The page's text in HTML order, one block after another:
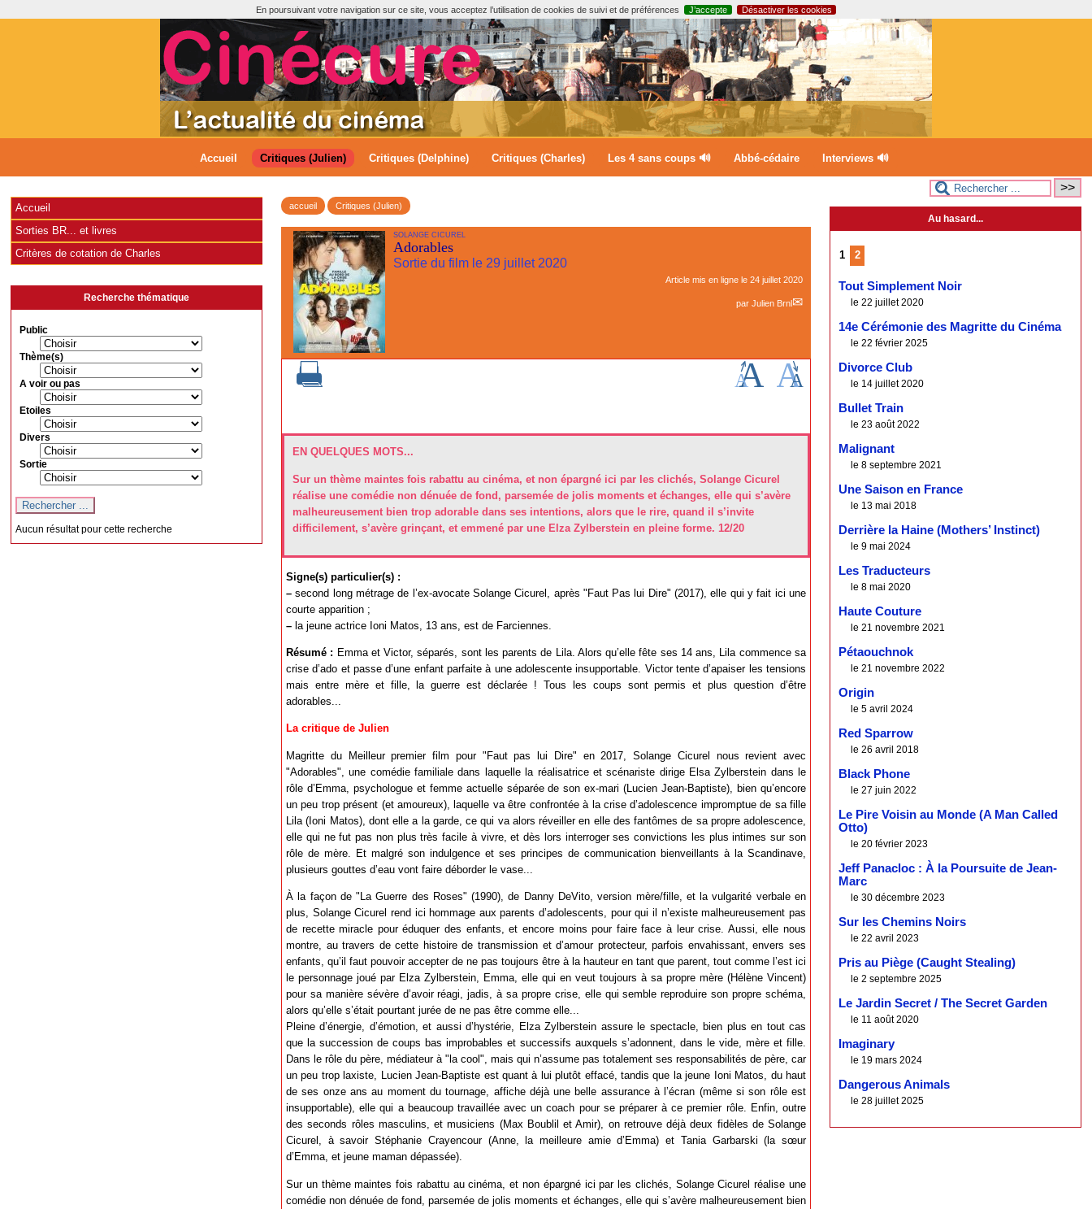
En poursuivant votre navigation sur ce site, vous acceptez l’utilisation de cookies de suivi et de préférences J’accepte Désactiver les cookies
Accueil Critiques (Julien) Critiques (Delphine) Critiques (Charles) Les 4 sans coups 🔊 Abbé-cédaire Interviews 🔊
accueil Critiques (Julien)
SOLANGE CICUREL
Adorables
Sortie du film le 29 juillet 2020
Article mis en ligne le 24 juillet 2020
par Julien Brnl
EN QUELQUES MOTS...
Sur un thème maintes fois rabattu au cinéma, et non épargné ici par les clichés, Solange Cicurel
réalise une comédie non dénuée de fond, parsemée de jolis moments et échanges, elle qui s’avère
malheureusement bien trop adorable dans ses intentions, alors que le rire, quand il s’invite
difficilement, s’avère grinçant, et emmené par une Elza Zylberstein en pleine forme. 12/20
Signe(s) particulier(s) :
– second long métrage de l’ex-avocate Solange Cicurel, après "Faut Pas lui Dire" (2017), elle qui y fait ici une
courte apparition ;
– la jeune actrice Ioni Matos, 13 ans, est de Farciennes.
Résumé : Emma et Victor, séparés, sont les parents de Lila. Alors qu’elle fête ses 14 ans, Lila commence sa
crise d’ado et passe d’une enfant parfaite à une adolescente insupportable. Victor tente d’apaiser les tensions
mais entre mère et fille, la guerre est déclarée ! Tous les coups sont permis et plus question d’être
adorables...
La critique de Julien
Magritte du Meilleur premier film pour "Faut pas lui Dire" en 2017, Solange Cicurel nous revient avec
"Adorables", une comédie familiale dans laquelle la réalisatrice et scénariste dirige Elsa Zylberstein dans le
rôle d’Emma, psychologue et femme actuelle séparée de son ex-mari (Lucien Jean-Baptiste), bien qu’encore
un peu trop présent (et amoureux), laquelle va être confrontée à la crise d’adolescence impromptue de sa fille
Lila (Ioni Matos), dont elle a la garde, ce qui va alors réveiller en elle des fantômes de sa propre adolescence,
elle qui ne fut pas non plus très facile à vivre, et dès lors interroger ses convictions les plus intimes sur son
rôle de mère. Et malgré son indulgence et ses principes de communication bienveillants à la Scandinave,
plusieurs gouttes d’eau vont faire déborder le vase...
À la façon de "La Guerre des Roses" (1990), de Danny DeVito, version mère/fille, et la vulgarité verbale en
plus, Solange Cicurel rend ici hommage aux parents d’adolescents, pour qui il n’existe malheureusement pas
de recette miracle pour éduquer des enfants, et encore moins pour faire face à leur crise. Aussi, elle nous
montre, au travers de cette histoire de transmission et d’amour protecteur, parfois envahissant, envers ses
enfants, qu’il faut pouvoir accepter de ne pas toujours être à la hauteur en tant que parent, tout comme l’est ici
le personnage joué par Elza Zylberstein, Emma, elle qui en veut toujours à sa propre mère (Hélène Vincent)
pour sa manière sévère d’avoir réagi, jadis, à sa propre crise, elle qui semble reproduire son propre schéma,
alors qu’elle s’était pourtant jurée de ne pas être comme elle...
Pleine d’énergie, d’émotion, et aussi d’hystérie, Elza Zylberstein assure le spectacle, bien plus en tout cas
que la succession de coups bas improbables et successifs auxquels s’adonnent, dans le vide, mère et fille.
Dans le rôle du père, médiateur à "la cool", mais qui n’assume pas totalement ses responsabilités de père, car
un peu trop laxiste, Lucien Jean-Baptiste est quant à lui plutôt effacé, tandis que la jeune Ioni Matos, du haut
de ses onze ans au moment du tournage, affiche déjà une belle assurance à l’écran (même si son rôle est
insupportable), elle qui a beaucoup travaillée avec un coach pour se préparer à ce premier rôle. Enfin, outre
des seconds rôles masculins, et musiciens (Max Boublil et Amir), on retrouve déjà deux fidèles de Solange
Cicurel, à savoir Stéphanie Crayencour (Anne, la meilleure amie d’Emma) et Tania Garbarski (la sœur
d’Emma, et jeune maman dépassée).
Sur un thème maintes fois rabattu au cinéma, et non épargné ici par les clichés, Solange Cicurel réalise une
comédie non dénuée de fond, parsemée de jolis moments et échanges, elle qui s’avère malheureusement bien
Accueil
Sorties BR... et livres
Critères de cotation de Charles
Recherche thématique
Public
Thème(s)
A voir ou pas
Etoiles
Divers
Sortie
Aucun résultat pour cette recherche
Au hasard...
1 2
Tout Simplement Noir
le 22 juillet 2020
14e Cérémonie des Magritte du Cinéma
le 22 février 2025
Divorce Club
le 14 juillet 2020
Bullet Train
le 23 août 2022
Malignant
le 8 septembre 2021
Une Saison en France
le 13 mai 2018
Derrière la Haine (Mothers’ Instinct)
le 9 mai 2024
Les Traducteurs
le 8 mai 2020
Haute Couture
le 21 novembre 2021
Pétaouchnok
le 21 novembre 2022
Origin
le 5 avril 2024
Red Sparrow
le 26 avril 2018
Black Phone
le 27 juin 2022
Le Pire Voisin au Monde (A Man Called
Otto)
le 20 février 2023
Jeff Panacloc : À la Poursuite de Jean-
Marc
le 30 décembre 2023
Sur les Chemins Noirs
le 22 avril 2023
Pris au Piège (Caught Stealing)
le 2 septembre 2025
Le Jardin Secret / The Secret Garden
le 11 août 2020
Imaginary
le 19 mars 2024
Dangerous Animals
le 28 juillet 2025